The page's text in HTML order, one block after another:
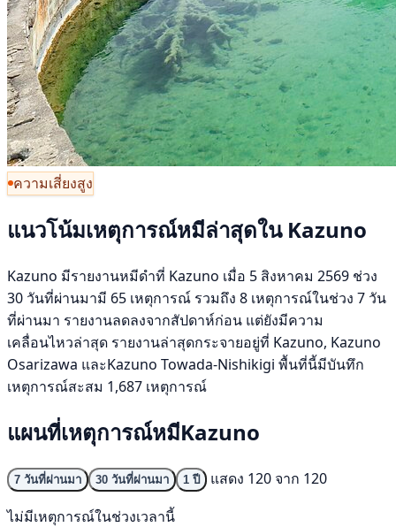
ความเสี่ยงสูง
แนวโน้มเหตุการณ์หมีล่าสุดใน Kazuno
Kazuno มีรายงานหมีดำที่ Kazuno เมื่อ 5 สิงหาคม 2569 ช่วง
30 วันที่ผ่านมามี 65 เหตุการณ์ รวมถึง 8 เหตุการณ์ในช่วง 7 วัน
ที่ผ่านมา รายงานลดลงจากสัปดาห์ก่อน แต่ยังมีความ
เคลื่อนไหวล่าสุด รายงานล่าสุดกระจายอยู่ที่ Kazuno, Kazuno
Osarizawa และKazuno Towada-Nishikigi พื้นที่นี้มีบันทึก
เหตุการณ์สะสม 1,687 เหตุการณ์
แผนที่เหตุการณ์หมีKazuno
7 วันที่ผ่านมา 30 วันที่ผ่านมา 1 ปี
แสดง 120 จาก 120
ไม่มีเหตุการณ์ในช่วงเวลานี้